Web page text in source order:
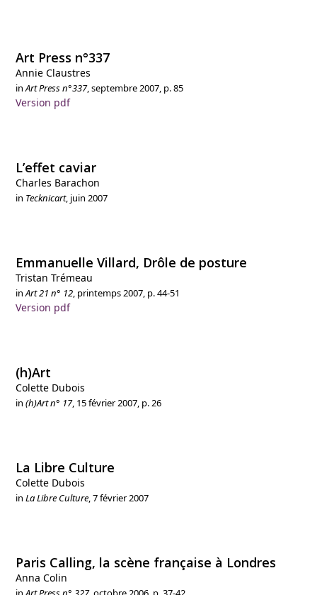
Art Press n°337
Annie Claustres
inArt Press n°337, septembre 2007, p. 85
Version pdf
L’effet caviar
Charles Barachon
in Tecknicart, juin 2007
Emmanuelle Villard, Drôle de posture
Tristan Trémeau
inArt 21 n° 12, printemps 2007, p. 44-51
Version pdf
(h)Art
Colette Dubois
in(h)Art n° 17, 15 février 2007, p. 26
La Libre Culture
Colette Dubois
inLa Libre Culture, 7 février 2007
Paris Calling, la scène française à Londres
Anna Colin